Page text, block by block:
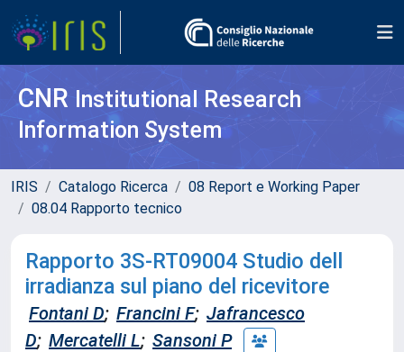
CNR Institutional Research
Information System
IRIS Catalogo Ricerca
08 Report e Working Paper
08.04 Rapporto tecnico
Rapporto 3S-RT09004 Studio dell
irradianza sul piano del ricevitore
Fontani D; Francini F; Jafrancesco
D; Mercatelli L; Sansoni P